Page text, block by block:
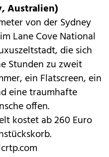
Australien)
von der Sydney
Lane Cove National
die sich
Stunden zu zweit
ein Flatscreen, ein
eine traumhafte
offen.
kostet ab 260 Euro